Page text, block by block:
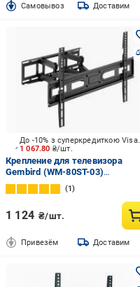
Cамовывоз Доставим
1 067.80 ₴/шт.
До -10% з суперкредиткою Visa Вигода
Крепление для телевизора
Gembird (WM-80ST-03)
поворотно-наклонные 37"-80"
черный
1
1 124 ₴/шт.
Привезём Доставим